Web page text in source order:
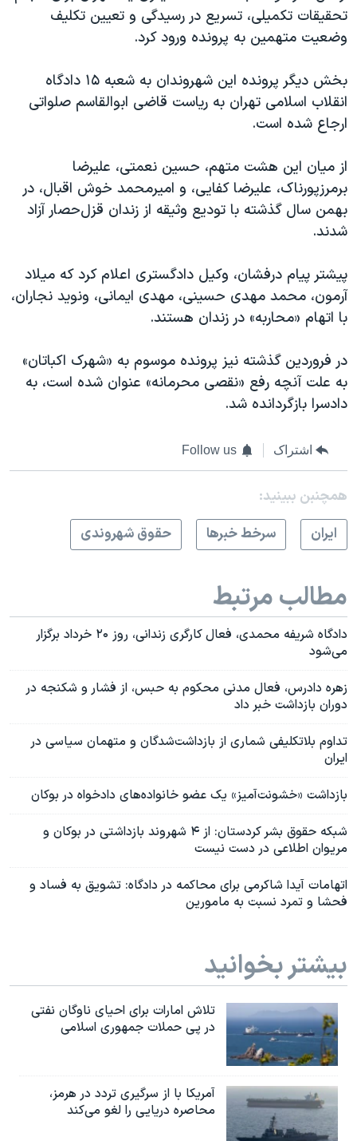
تحقیقات تکمیلی، تسریع در رسیدگی و تعیین تکلیف
وضعیت متهمین به پرونده ورود کرد.
بخش دیگر پرونده این شهروندان به شعبه ۱۵ دادگاه
انقلاب اسلامی تهران به ریاست قاضی ابوالقاسم صلواتی
ارجاع شده است.
از میان این هشت متهم، حسین نعمتی، علیرضا
برمرزپورناک، علیرضا کفایی، و امیرمحمد خوش اقبال، در
بهمن سال گذشته با تودیع وثیقه از زندان قزل‌حصار آزاد
شدند.
پیشتر پیام درفشان، وکیل دادگستری اعلام کرد که میلاد
آرمون، محمد مهدی حسینی، مهدی ایمانی، و‌نوید نجاران،
با اتهام «محاربه» در زندان هستند.
در فروردین گذشته نیز پرونده موسوم به «شهرک اکباتان»
به علت آنچه رفع «نقصی محرمانه» عنوان شده است، به
دادسرا بازگردانده شد.
اشتراک Follow us
همچنبن ببینید:
ايران
سرخط خبرها حقوق شهروندی
مطالب مرتبط
دادگاه شریفه محمدی، فعال کارگری زندانی، روز ۲۰ خرداد برگزار
می‌شود
زهره دادرس، فعال مدنی محکوم به حبس، از فشار و شکنجه در
دوران بازداشت خبر داد
تداوم بلاتکلیفی شماری از بازداشت‌شدگان و متهمان سیاسی در
ایران
بازداشت «خشونت‌آمیز» یک عضو خانواده‌های دادخواه در بوکان
شبکه حقوق بشر کردستان: از ۴ شهروند بازداشتی در بوکان و
مریوان اطلاعی در دست نیست
اتهامات آیدا شاکرمی برای محاکمه در دادگاه: تشویق به فساد و
فحشا و تمرد نسبت به مامورین
بیشتر بخوانید
تلاش امارات برای احیای ناوگان نفتی
در پی حملات جمهوری اسلامی
آمریکا با از سرگیری تردد در هرمز،
محاصره دریایی را لغو می‌کند